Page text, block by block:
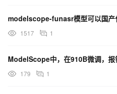
1517 1
ModelScope中，在910B微调，报
179 1